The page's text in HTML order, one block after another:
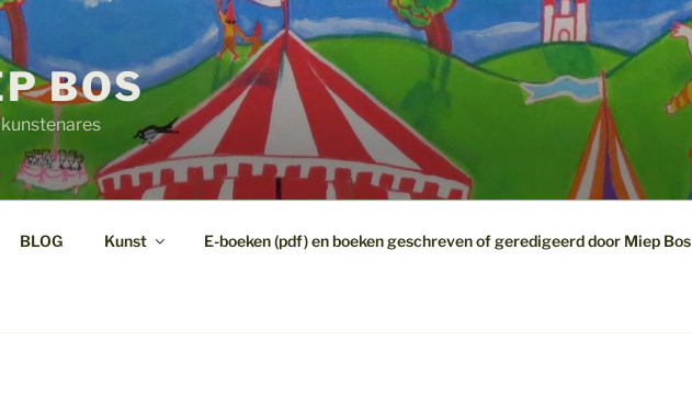
BOS
BLOG Kunst E-boeken (pdf) en boeken geschreven of geredigeerd door Miep Bos